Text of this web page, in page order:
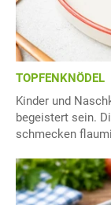
TOPFENKNÖDEL
Kinder und
begeistert sein.
schmecken